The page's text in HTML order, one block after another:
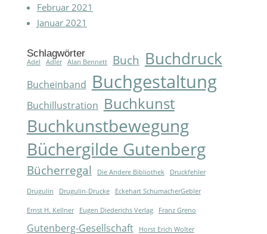
Februar 2021
Januar 2021
Schlagwörter
Adel Adler Alan Bennett Buch Buchdruck
Bucheinband Buchgestaltung
Buchillustration Buchkunst
Buchkunstbewegung
Büchergilde Gutenberg
Bücherregal Die Andere Bibliothek Druckfehler
Drugulin Drugulin-Drucke Eckehart SchumacherGebler
Ernst H. Kellner Eugen Diederichs Verlag Franz Greno
Gutenberg-Gesellschaft Horst Erich Wolter